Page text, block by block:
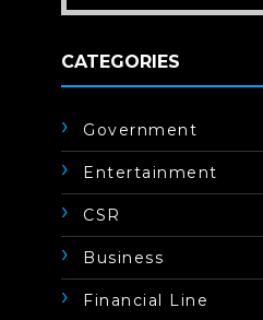
CATEGORIES
Government
Entertainment
CSR
Business
Financial Line